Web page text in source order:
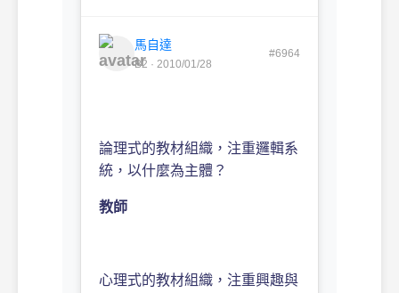
馬自達
B2 · 2010/01/28
#6964
論理式的教材組織，注重邏輯系
統，以什麼為主體？
教師
心理式的教材組織，注重興趣與